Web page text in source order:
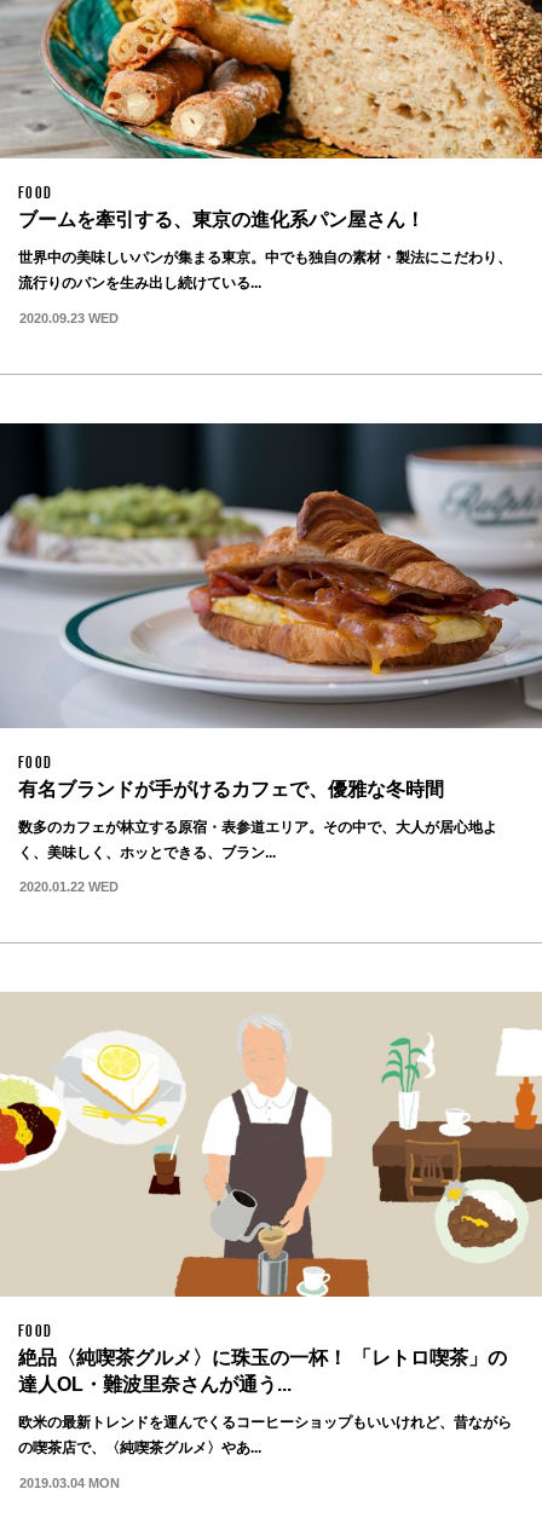
FOOD
ブームを牽引する、東京の進化系パン屋さん！
世界中の美味しいパンが集まる東京。中でも独自の素材・製法にこだわり、
流行りのパンを生み出し続けている...
2020.09.23 WED
FOOD
有名ブランドが手がけるカフェで、優雅な冬時間
数多のカフェが林立する原宿・表参道エリア。その中で、大人が居心地よ
く、美味しく、ホッとできる、ブラン...
2020.01.22 WED
FOOD
絶品〈純喫茶グルメ〉に珠玉の一杯！ 「レトロ喫茶」の
達人OL・難波里奈さんが通う...
欧米の最新トレンドを運んでくるコーヒーショップもいいけれど、昔ながら
の喫茶店で、〈純喫茶グルメ〉やあ...
2019.03.04 MON